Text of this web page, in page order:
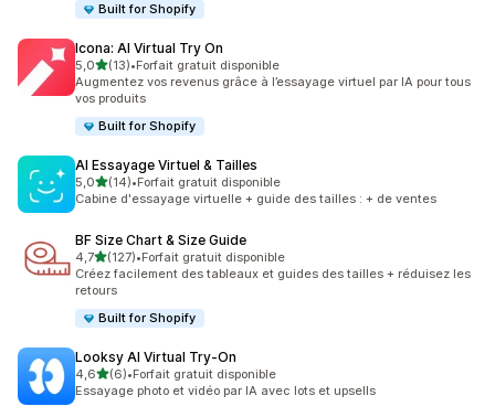
Built for Shopify
Icona: AI Virtual Try On
5,0étoile(s) sur 5
(13)
13 avis au total
•Forfait gratuit disponible
Augmentez vos revenus grâce à l’essayage virtuel par IA pour tous
vos produits
Built for Shopify
AI Essayage Virtuel & Tailles
5,0étoile(s) sur 5
(14)
14 avis au total
•Forfait gratuit disponible
Cabine d'essayage virtuelle + guide des tailles : + de ventes
BF Size Chart & Size Guide
4,7étoile(s) sur 5
(127)
127 avis au total
•Forfait gratuit disponible
Créez facilement des tableaux et guides des tailles + réduisez les
retours
Built for Shopify
Looksy AI Virtual Try‑On
4,6étoile(s) sur 5
(6)
6 avis au total
•Forfait gratuit disponible
Essayage photo et vidéo par IA avec lots et upsells